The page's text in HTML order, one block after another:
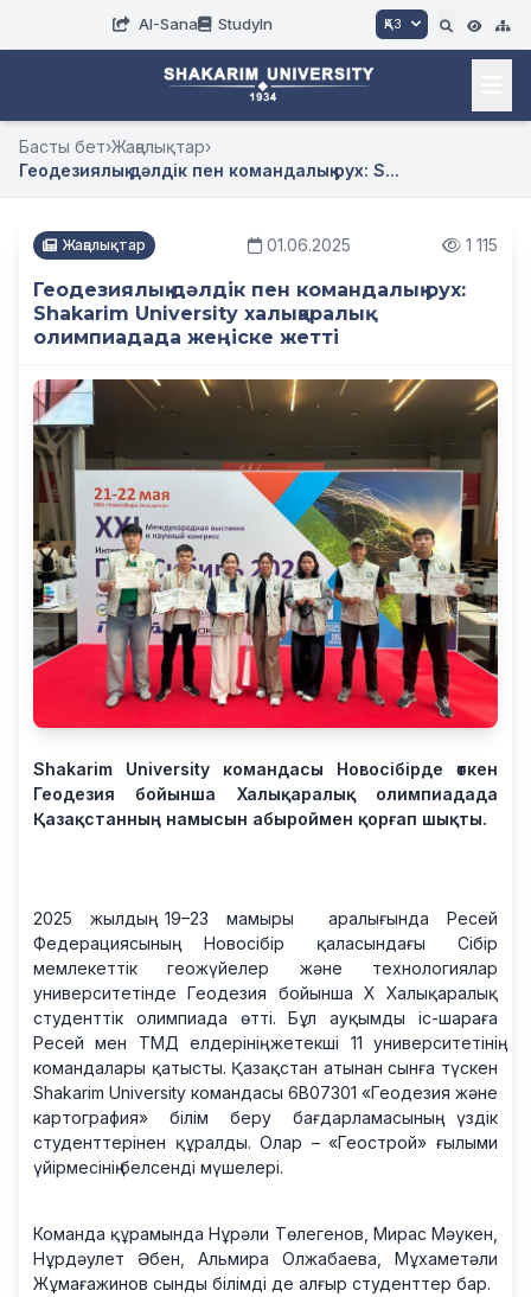
AI-Sana StudyIn ҚАЗ
Басты бет›Жаңалықтар›
Геодезиялық дәлдік пен командалық рух: S...
Жаңалықтар 01.06.2025 1 115
Геодезиялық дәлдік пен командалық рух:
Shakarim University халықаралық
олимпиадада жеңіске жетті
Shakarim University командасы Новосібірде өткен
Геодезия бойынша Халықаралық олимпиадада
Қазақстанның намысын абыроймен қорғап шықты.
2025 жылдың 19–23 мамыры аралығында Ресей
Федерациясының Новосібір қаласындағы Сібір
мемлекеттік геожүйелер және технологиялар
университетінде Геодезия бойынша X Халықаралық
студенттік олимпиада өтті. Бұл ауқымды іс-шараға
Ресей мен ТМД елдерінің жетекші 11 университетінің
командалары қатысты. Қазақстан атынан сынға түскен
Shakarim University командасы 6В07301 «Геодезия және
картография» білім беру бағдарламасының үздік
студенттерінен құралды. Олар – «Геострой» ғылыми
үйірмесінің белсенді мүшелері.
Команда құрамында Нұрәли Төлегенов, Мирас Мәукен,
Нұрдәулет Әбен, Альмира Олжабаева, Мұхаметәли
Жұмағажинов сынды білімді де алғыр студенттер бар.